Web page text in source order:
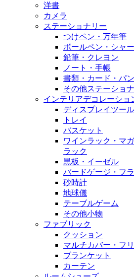
洋書
カメラ
ステーショナリー
つけペン・万年筆
ボールペン・シャ
鉛筆・クレヨン
ノート・手帳
書類・カード・パ
その他ステーショ
インテリアデコレーショ
ディスプレイツール
トレイ
バスケット
ワインラック・マ
ラック
黒板・イーゼル
バードゲージ・フ
砂時計
地球儀
テーブルゲーム
その他小物
ファブリック
クッション
マルチカバー・フ
ブランケット
カーテン